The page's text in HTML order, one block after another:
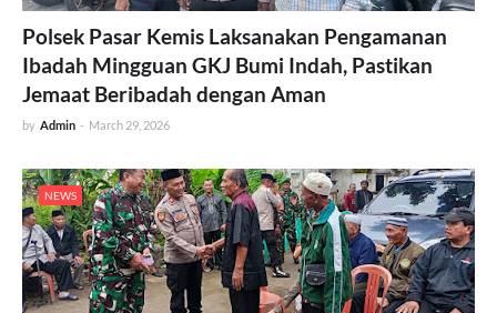
Polsek Pasar Kemis Laksanakan Pengamanan
Ibadah Mingguan GKJ Bumi Indah, Pastikan
Jemaat Beribadah dengan Aman
by Admin - March 29, 2026
NEWS